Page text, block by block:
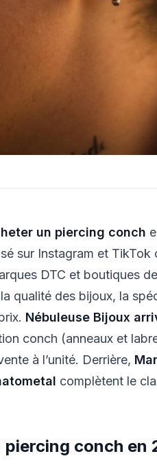
un piercing conch
sur Instagram et TikTok
DTC et boutiques
qualité des bijoux, la
Nébuleuse Bijoux
conch (anneaux et
à l’unité. Derrière,
complètent le
piercing conch en